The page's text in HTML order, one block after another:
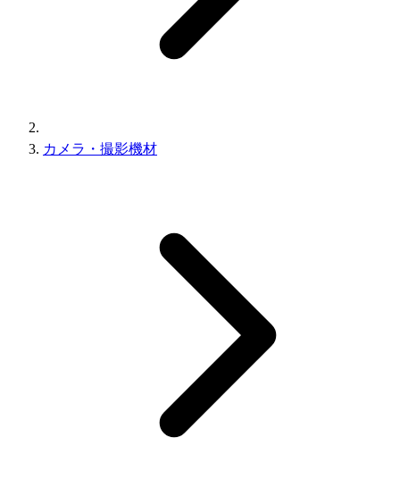
カメラ・撮影機材